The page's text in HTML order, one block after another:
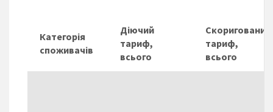
Категорія
споживачів
Діючий
тариф,
всього
Скоригований
тариф,
всього